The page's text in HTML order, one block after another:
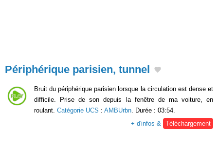
Périphérique parisien, tunnel
Bruit du périphérique parisien lorsque la circulation est dense et
difficile. Prise de son depuis la fenêtre de ma voiture, en
roulant. Catégorie UCS : AMBUrbn. Durée : 03:54.
+ d'infos & Téléchargement